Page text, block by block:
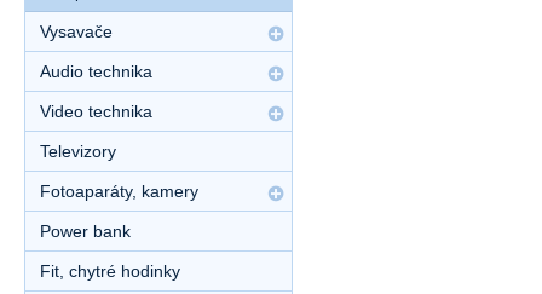
Vysavače
Audio technika
Video technika
Televizory
Fotoaparáty, kamery
Power bank
Fit, chytré hodinky